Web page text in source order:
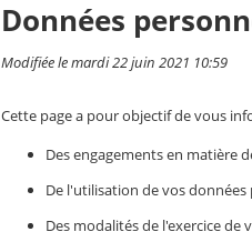
Données
Modifiée le mardi 22 juin 2021 10:59
Cette page a pour objectif de vous
Des engagements en matière
De l'utilisation de vos données
Des modalités de l'exercice de